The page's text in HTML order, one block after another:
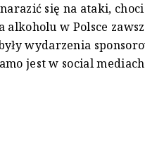
się na ataki,
alkoholu w Polsce
wydarzenia
jest w social